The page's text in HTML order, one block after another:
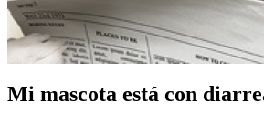
Mi mascota está con